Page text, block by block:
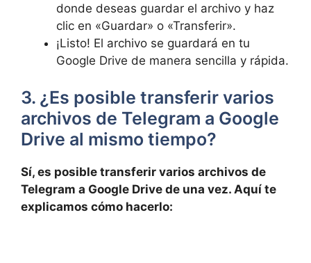
donde deseas guardar el archivo y haz
clic en «Guardar» o «Transferir».
¡Listo! El archivo se guardará en tu
Google Drive de manera sencilla y rápida.
3. ¿Es posible transferir varios
archivos de Telegram a Google
Drive al mismo tiempo?
Sí, es posible transferir varios archivos de
Telegram a Google Drive de una vez. Aquí te
explicamos cómo hacerlo: